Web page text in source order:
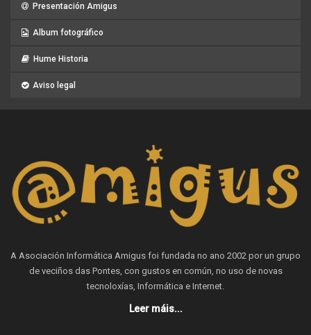
Presentación Amigus
Album fotográfico
Hume Historia
Aviso legal
A Asociación Informática Amigus foi fundada no ano 2002 por un grupo
de veciños das Pontes, con gustos en común, no uso de novas
tecnoloxías, Informática e Internet.
Leer máis...